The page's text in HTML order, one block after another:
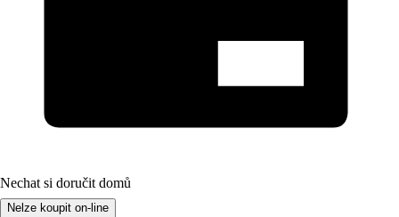
Nechat si doručit domů
Nelze koupit on-line